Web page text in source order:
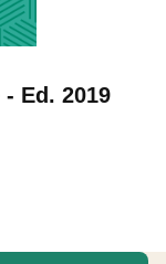
Ed. 2019